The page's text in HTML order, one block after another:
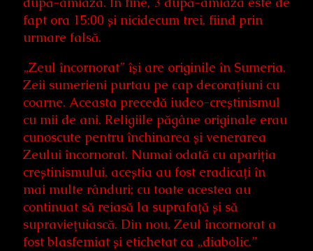
fapt ora 15:00 și nicidecum trei, fiind prin
urmare falsă.
„Zeul încornorat” își are originile în Sumeria.
Zeii sumerieni purtau pe cap decorațiuni cu
coarne. Aceasta precedă iudeo-creștinismul
cu mii de ani. Religiile păgâne originale erau
cunoscute pentru închinarea și venerarea
Zeului încornorat. Numai odată cu apariția
creștinismului, aceștia au fost eradicați în
mai multe rânduri; cu toate acestea au
continuat să reiasă la suprafață și să
supraviețuiască. Din nou, Zeul încornorat a
fost blasfemiat și etichetat ca „diabolic.”